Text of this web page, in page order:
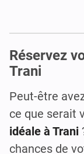
Réservez
Trani
Peut-être
ce que serait
idéale à Trani
chances de